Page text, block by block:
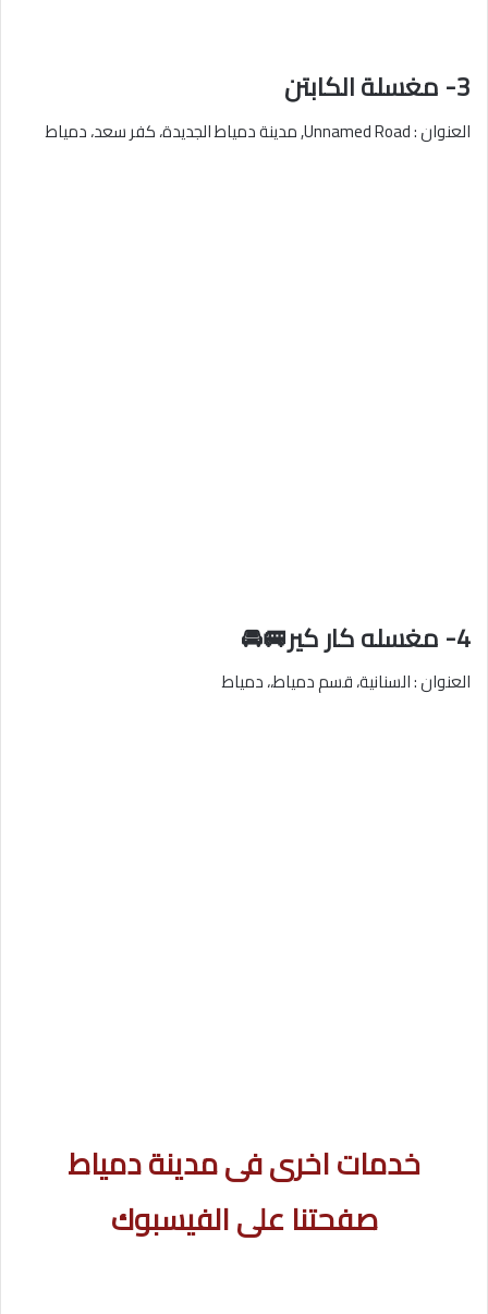
3- مغسلة الكابتن
العنوان : Unnamed Road, مدينة دمياط الجديدة، كفر سعد، دمياط
4- مغسله كار كير🚐🚘
العنوان : السنانية، قسم دمياط،، دمياط
خدمات اخرى فى مدينة دمياط
صفحتنا على الفيسبوك